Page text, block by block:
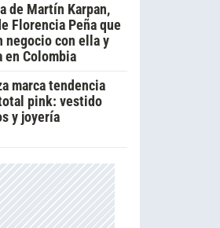
de Martín Karpan,
Florencia Peña que
negocio con ella y
en Colombia
marca tendencia
pink: vestido
y joyería